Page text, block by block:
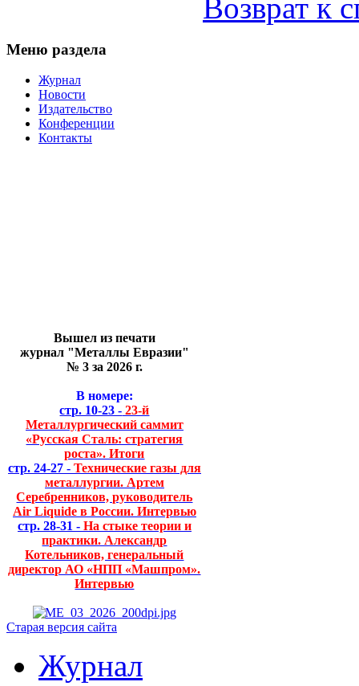
Возврат к
Меню раздела
Журнал
Новости
Издательство
Конференции
Контакты
Вышел из печати
журнал "Металлы Евразии"
№ 3 за 2026 г.
В номере:
стр. 10-23 - 23-й
Металлургический саммит
«Русская Сталь: стратегия
роста». Итоги
стр. 24-27 - Технические газы для
металлургии. Артем
Серебренников, руководитель
Air Liquide в России. Интервью
стр. 28-31 - На стыке теории и
практики. Александр
Котельников, генеральный
директор АО «НПП «Машпром».
Интервью
Старая версия сайта
Журнал